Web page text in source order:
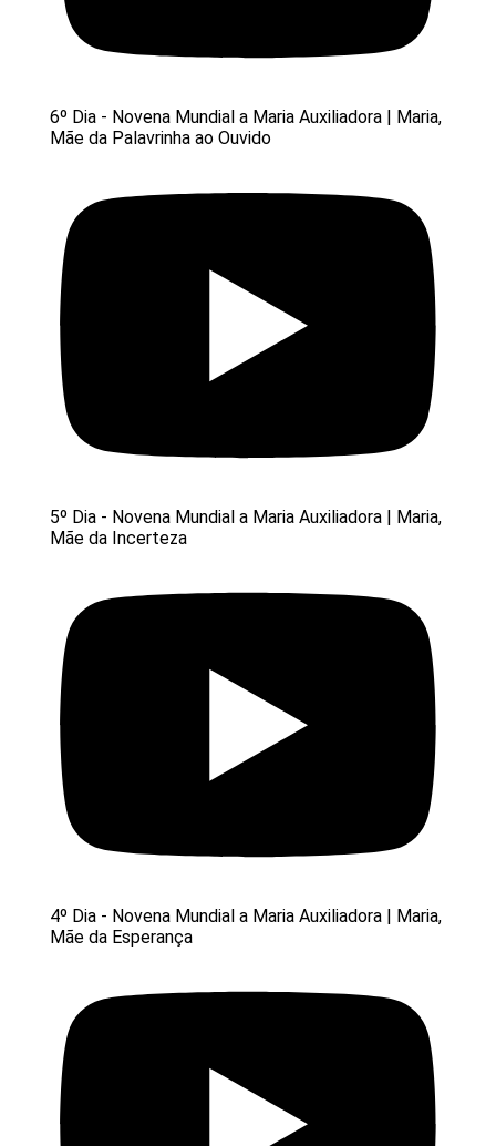
6º Dia - Novena Mundial a Maria Auxiliadora | Maria,
Mãe da Palavrinha ao Ouvido
5º Dia - Novena Mundial a Maria Auxiliadora | Maria,
Mãe da Incerteza
4º Dia - Novena Mundial a Maria Auxiliadora | Maria,
Mãe da Esperança